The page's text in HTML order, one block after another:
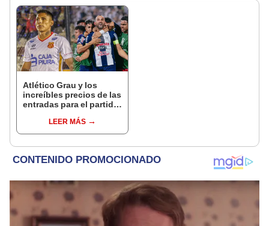
Atlético Grau y los
increíbles precios de las
entradas para el partido
Estadio Nacional
LEER MÁS